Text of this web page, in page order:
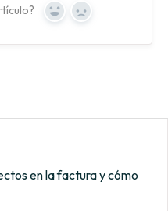
Yes No
en la factura y cómo